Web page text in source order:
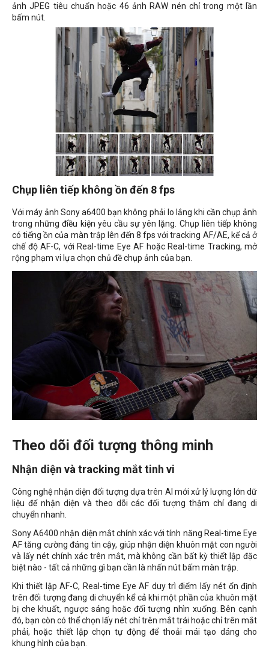
ảnh JPEG tiêu chuẩn hoặc 46 ảnh RAW nén chỉ trong một lần
bấm nút.
Chụp liên tiếp không ồn đến 8 fps
Với máy ảnh Sony a6400 bạn không phải lo lắng khi cần chụp ảnh
trong những điều kiện yêu cầu sự yên lặng. Chụp liên tiếp không
có tiếng ồn của màn trập lên đến 8 fps với tracking AF/AE, kể cả ở
chế độ AF-C, với Real-time Eye AF hoặc Real-time Tracking, mở
rộng phạm vi lựa chọn chủ đề chụp ảnh của bạn.
Theo dõi đối tượng thông minh
Nhận diện và tracking mắt tinh vi
Công nghệ nhận diện đối tượng dựa trên AI mới xử lý lượng lớn dữ
liệu để nhận diện và theo dõi các đối tượng thậm chí đang di
chuyển nhanh.
Sony A6400 nhận diện mắt chính xác với tính năng Real-time Eye
AF tăng cường đáng tin cậy, giúp nhận diện khuôn mặt con người
và lấy nét chính xác trên mắt, mà không cần bất kỳ thiết lập đặc
biệt nào - tất cả những gì bạn cần là nhấn nút bấm màn trập.
Khi thiết lập AF-C, Real-time Eye AF duy trì điểm lấy nét ổn định
trên đối tượng đang di chuyển kể cả khi một phần của khuôn mặt
bị che khuất, ngược sáng hoặc đối tượng nhìn xuống. Bên cạnh
đó, bạn còn có thể chọn lấy nét chỉ trên mắt trái hoặc chỉ trên mắt
phải, hoặc thiết lập chọn tự động để thoải mái tạo dáng cho
khung hình của bạn.